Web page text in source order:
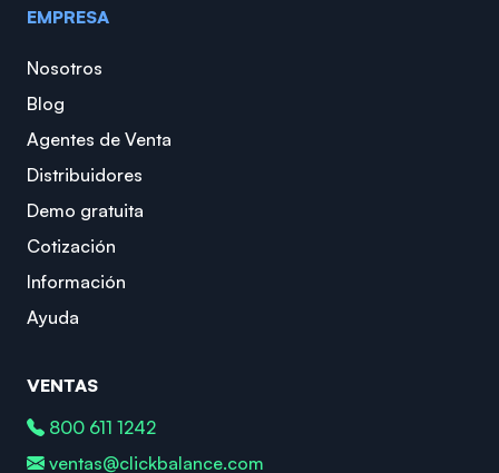
EMPRESA
Nosotros
Blog
Agentes de Venta
Distribuidores
Demo gratuita
Cotización
Información
Ayuda
VENTAS
800 611 1242
ventas@clickbalance.com